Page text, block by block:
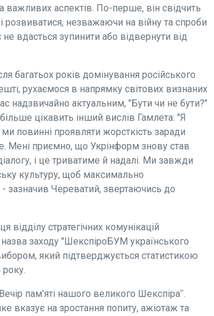
важливих аспектів. По-перше, він свідчить
незважаючи на війну та спроби
вдасться зупинити або відвернути від
багатьох років домінування російського
рухаємося в напрямку світових визнаних
надзвичайно актуальним, "Бути чи не бути?"
цікавить інший вислів Гамлета: "Я
повинні проявляти жорсткість заради
Мені приємно, що Укрінформ знову став
і це триватиме й надалі. Ми завжди
культуру, щоб максимально
зазначив Череватий, звертаючись до
відділу стратегічних комунікацій
заходу "ШекспіроБУМ українського
який підтверджується статистикою
року.
пам'яті нашого великого Шекспіраʺ.
вказує на зростання попиту, ажіотаж та